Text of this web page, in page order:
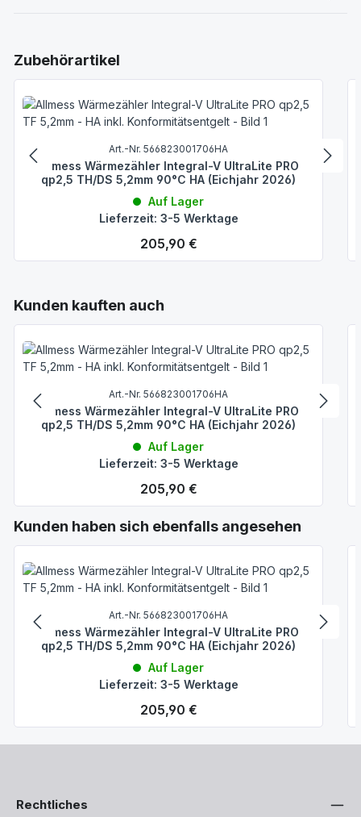
Produktgalerie überspringen
Zubehörartikel
Art.-Nr. 566823001706HA
Allmess Wärmezähler Integral-V UltraLite PRO
qp2,5 TH/DS 5,2mm 90°C HA (Eichjahr 2026)
Auf Lager
Lieferzeit: 3-5 Werktage
Regulärer Preis:
205,90 €
Produktgalerie überspringen
Kunden kauften auch
Art.-Nr. 566823001706HA
Allmess Wärmezähler Integral-V UltraLite PRO
qp2,5 TH/DS 5,2mm 90°C HA (Eichjahr 2026)
Auf Lager
Lieferzeit: 3-5 Werktage
Regulärer Preis:
205,90 €
Produktgalerie überspringen
Kunden haben sich ebenfalls angesehen
Art.-Nr. 566823001706HA
Allmess Wärmezähler Integral-V UltraLite PRO
qp2,5 TH/DS 5,2mm 90°C HA (Eichjahr 2026)
Auf Lager
Lieferzeit: 3-5 Werktage
Regulärer Preis:
205,90 €
Rechtliches